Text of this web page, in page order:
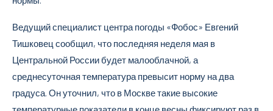
Ведущий специалист центра погоды «Фобос» Евгений
Тишковец сообщил, что последняя неделя мая в
Центральной России будет малооблачной, а
среднесуточная температура превысит норму на два
градуса. Он уточнил, что в Москве такие высокие